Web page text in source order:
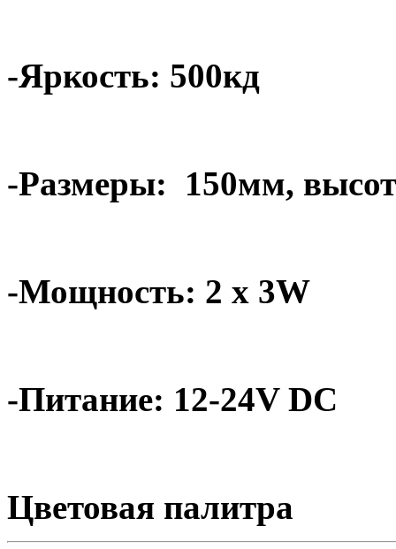
-Яркость: 500кд
-Размеры: 150мм,
-Мощность: 2 x 3W
-Питание: 12-24V DC
Цветовая палитра